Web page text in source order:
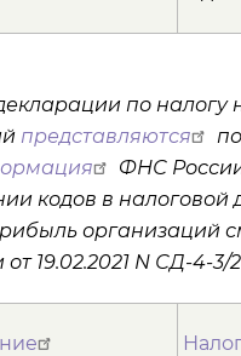
по
представляются
ФНС
кодов в налоговой
организаций
19.02.2021 N СД-4-3/